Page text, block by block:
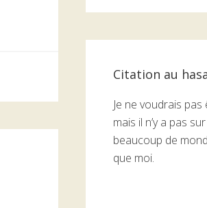
Citation au
Je ne voudrais
mais il n’y a pas
beaucoup de
que moi.